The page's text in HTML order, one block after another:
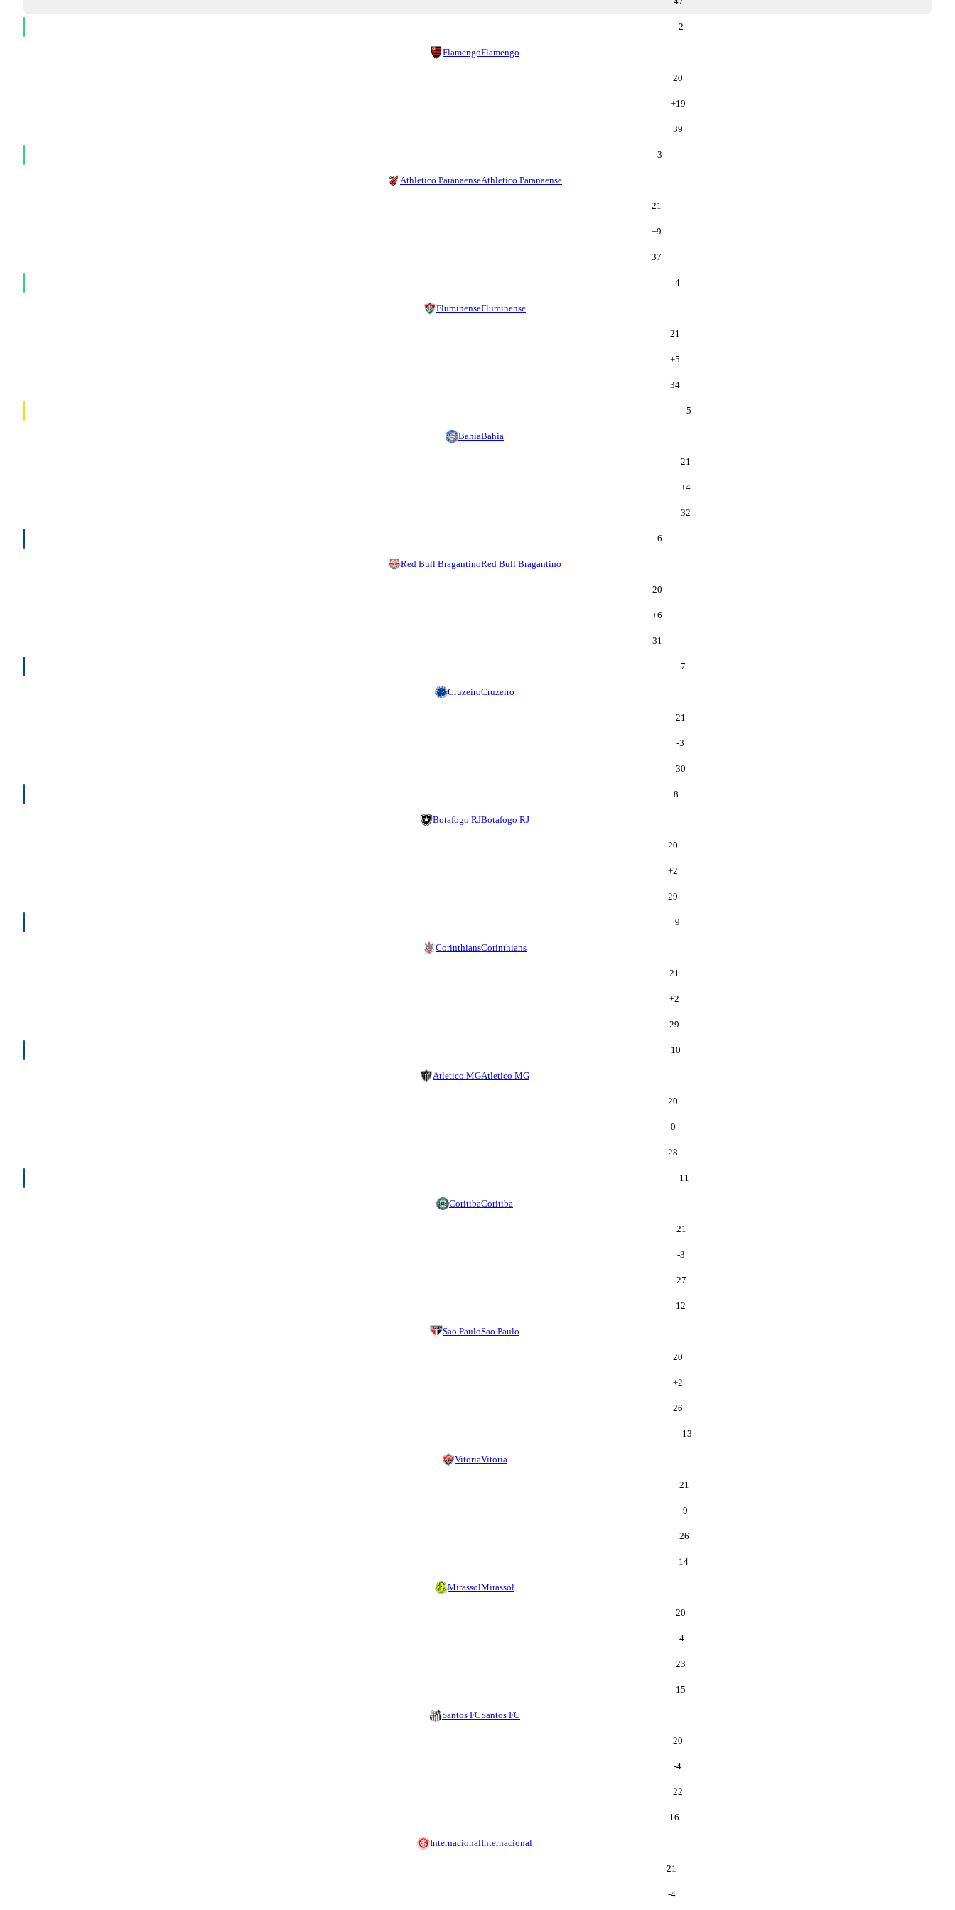
2
FlamengoFlamengo
20
+19
39
3
Athletico ParanaenseAthletico Paranaense
21
+9
37
4
FluminenseFluminense
21
+5
34
5
BahiaBahia
21
+4
32
6
Red Bull BragantinoRed Bull Bragantino
20
+6
31
7
CruzeiroCruzeiro
21
-3
30
8
Botafogo RJBotafogo RJ
20
+2
29
9
CorinthiansCorinthians
21
+2
29
10
Atletico MGAtletico MG
20
0
28
11
CoritibaCoritiba
21
-3
27
12
Sao PauloSao Paulo
20
+2
26
13
VitoriaVitoria
21
-9
26
14
MirassolMirassol
20
-4
23
15
Santos FCSantos FC
20
-4
22
16
InternacionalInternacional
21
-4